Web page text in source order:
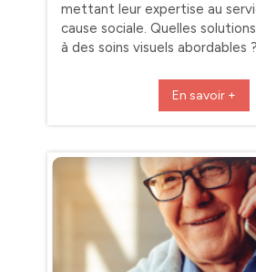
mettant leur expertise au
cause sociale. Quelles
à des soins visuels abordables ?
En savoir +